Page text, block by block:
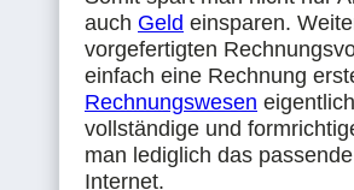
auch Geld einsparen.
vorgefertigten
einfach eine Rechnung
Rechnungswesen
vollständige und
man lediglich das
Internet.